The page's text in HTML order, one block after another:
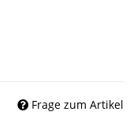
Frage zum Artikel